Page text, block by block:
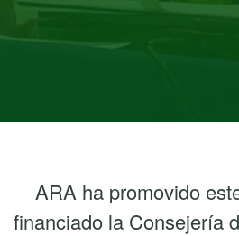
ARA ha promovido
financiado la Consejería